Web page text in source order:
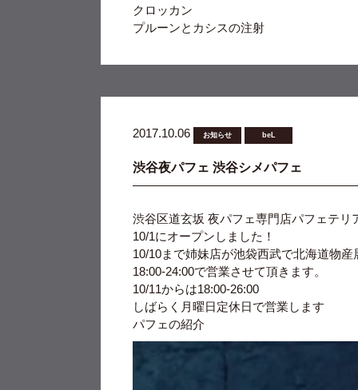
クロッカン
プルーンとカシスの注射
2017.10.06 お知らせ beL
渋谷夜パフェ 渋谷シメパフェ
渋谷区道玄坂 夜パフェ専門店パフェテリ
10/1にオープンしました！
10/10まで姉妹店が池袋西武で北海道物
18:00-24:00で営業させて頂きます。
10/11からは18:00-26:00
しばらく月曜日定休日で営業します
パフェの紹介